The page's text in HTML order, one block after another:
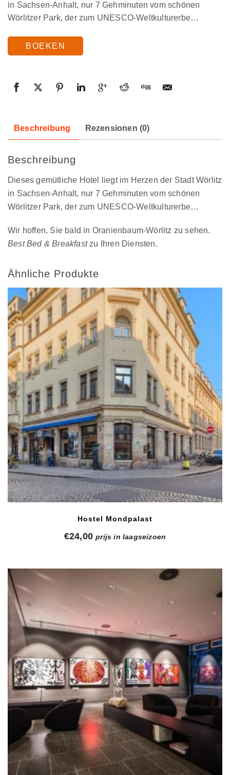
in Sachsen-Anhalt, nur 7 Gehminuten vom schönen
Wörlitzer Park, der zum UNESCO-Weltkulturerbe…
BOEKEN
Beschreibung Rezensionen (0)
Beschreibung
Dieses gemütliche Hotel liegt im Herzen der Stadt Wörlitz
in Sachsen-Anhalt, nur 7 Gehminuten vom schönen
Wörlitzer Park, der zum UNESCO-Weltkulturerbe…
Wir hoffen, Sie bald in Oranienbaum-Wörlitz zu sehen.
Best Bed & Breakfastzu Ihren Diensten.
Ähnliche Produkte
Hostel Mondpalast
€24,00 prijs in laagseizoen